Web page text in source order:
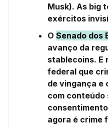
Musk). As big
exércitos
O Senado dos
avanço da
stablecoins. E
federal que
de vingança e
com conteúdo
agora é crime